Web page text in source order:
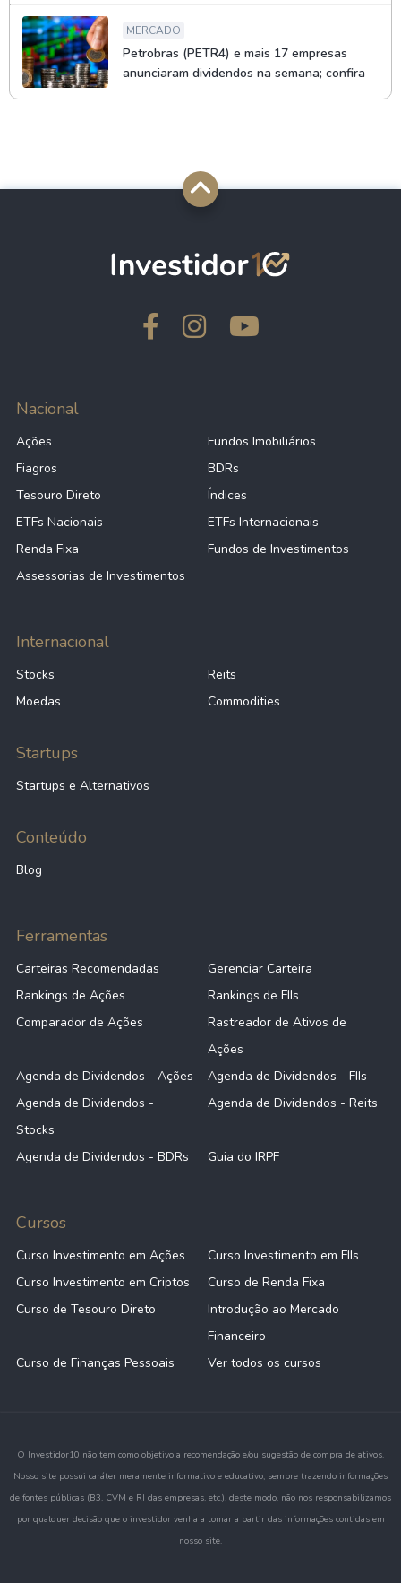
MERCADO
Petrobras (PETR4) e mais 17 empresas
anunciaram dividendos na semana; confira
Nacional
Ações
Fundos Imobiliários
Fiagros
BDRs
Tesouro Direto
Índices
ETFs Nacionais
ETFs Internacionais
Renda Fixa
Fundos de Investimentos
Assessorias de Investimentos
Internacional
Stocks
Reits
Moedas
Commodities
Startups
Startups e Alternativos
Conteúdo
Blog
Ferramentas
Carteiras Recomendadas
Gerenciar Carteira
Rankings de Ações
Rankings de FIIs
Comparador de Ações
Rastreador de Ativos de
Ações
Agenda de Dividendos - Ações
Agenda de Dividendos - FIIs
Agenda de Dividendos -
Stocks
Agenda de Dividendos - Reits
Agenda de Dividendos - BDRs Guia do IRPF
Cursos
Curso Investimento em Ações
Curso Investimento em FIIs
Curso Investimento em Criptos
Curso de Renda Fixa
Curso de Tesouro Direto
Introdução ao Mercado
Financeiro
Curso de Finanças Pessoais
Ver todos os cursos
O Investidor10 não tem como objetivo a recomendação e/ou sugestão de compra de ativos.
Nosso site possui caráter meramente informativo e educativo, sempre trazendo informações
de fontes públicas (B3, CVM e RI das empresas, etc.), deste modo, não nos responsabilizamos
por qualquer decisão que o investidor venha a tomar a partir das informações contidas em
nosso site.